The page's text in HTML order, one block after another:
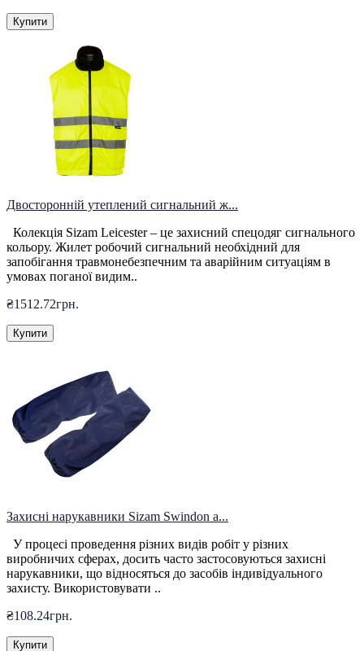
Купити
Двосторонній утеплений сигнальний ж...
Колекція Sizam Leicester – це захисний спецодяг сигнального
кольору. Жилет робочий сигнальний необхідний для
запобігання травмонебезпечним та аварійним ситуаціям в
умовах поганої видим..
₴1512.72грн.
Купити
Захисні нарукавники Sizam Swindon а...
У процесі проведення різних видів робіт у різних
виробничих сферах, досить часто застосовуються захисні
нарукавники, що відносяться до засобів індивідуального
захисту. Використовувати ..
₴108.24грн.
Купити